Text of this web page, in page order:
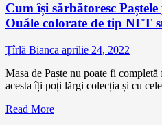
Cum își sărbătoresc
Ouăle colorate de tip NFT
Țîrlă Bianca aprilie 24, 2022
Masa de Paște nu poate fi
acesta îți poți lărgi colecția și cu
Read More